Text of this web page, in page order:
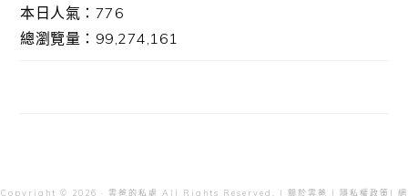
本日人氣：776
總瀏覽量：99,274,161
Copyright © 2026 · 雲爸的私處 All Rights Reserved. | 關於雲爸 | 隱私權政策 | 網